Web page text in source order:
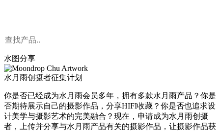
水图分享
水月雨创摄者征集计划
你是否已经成为水月雨会员多年，拥有多款水月雨产品？你是
否期待展示自己的摄影作品，分享HIFI收藏？你是否也追求设
计美学与摄影艺术的完美融合？现在，申请成为水月雨创摄
者，上传并分享与水月雨产品有关的摄影作品，让摄影作品获